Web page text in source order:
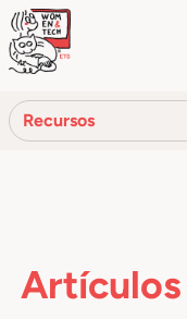
Recursos
Artículos